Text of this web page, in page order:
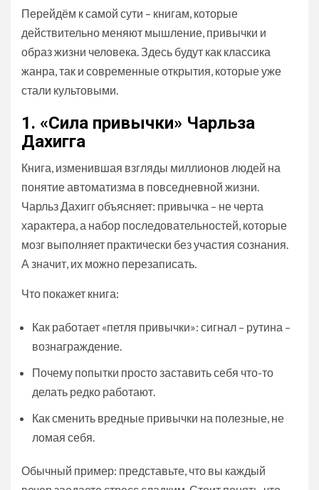
Перейдём к самой сути – книгам, которые
действительно меняют мышление, привычки и
образ жизни человека. Здесь будут как классика
жанра, так и современные открытия, которые уже
стали культовыми.
1. «Сила привычки» Чарльза
Дахигга
Книга, изменившая взгляды миллионов людей на
понятие автоматизма в повседневной жизни.
Чарльз Дахигг объясняет: привычка – не черта
характера, а набор последовательностей, которые
мозг выполняет практически без участия сознания.
А значит, их можно перезаписать.
Что покажет книга:
Как работает «петля привычки»: сигнал – рутина –
вознаграждение.
Почему попытки просто заставить себя что-то
делать редко работают.
Как сменить вредные привычки на полезные, не
ломая себя.
Обычный пример: представьте, что вы каждый